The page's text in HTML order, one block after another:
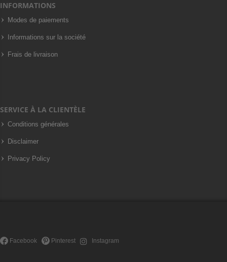
INFORMATIONS
Modes de paiements
Informations sur la société
Frais de livraison
SERVICE À LA CLIENTÈLE
Conditions générales
Disclaimer
Privacy Policy
Facebook Pinterest Instagram